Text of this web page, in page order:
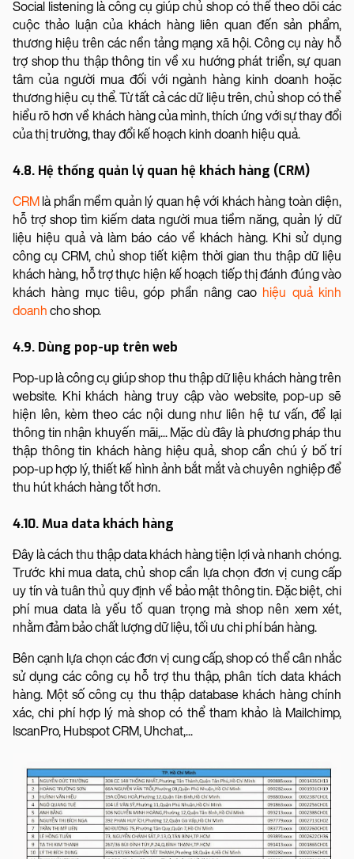
Social listening là công cụ giúp chủ shop có thể theo dõi các
cuộc thảo luận của khách hàng liên quan đến sản phẩm,
thương hiệu trên các nền tảng mạng xã hội. Công cụ này hỗ
trợ shop thu thập thông tin về xu hướng phát triển, sự quan
tâm của người mua đối với ngành hàng kinh doanh hoặc
thương hiệu cụ thể. Từ tất cả các dữ liệu trên, chủ shop có thể
hiểu rõ hơn về khách hàng của mình, thích ứng với sự thay đổi
của thị trường, thay đổi kế hoạch kinh doanh hiệu quả.
4.8. Hệ thống quản lý quan hệ khách hàng (CRM)
CRM là phần mềm quản lý quan hệ với khách hàng toàn diện,
hỗ trợ shop tìm kiếm data người mua tiềm năng, quản lý dữ
liệu hiệu quả và làm báo cáo về khách hàng. Khi sử dụng
công cụ CRM, chủ shop tiết kiệm thời gian thu thập dữ liệu
khách hàng, hỗ trợ thực hiện kế hoạch tiếp thị đánh đúng vào
khách hàng mục tiêu, góp phần nâng cao hiệu quả kinh
doanh cho shop.
4.9. Dùng pop-up trên web
Pop-up là công cụ giúp shop thu thập dữ liệu khách hàng trên
website. Khi khách hàng truy cập vào website, pop-up sẽ
hiện lên, kèm theo các nội dung như liên hệ tư vấn, để lại
thông tin nhận khuyến mãi,... Mặc dù đây là phương pháp thu
thập thông tin khách hàng hiệu quả, shop cần chú ý bố trí
pop-up hợp lý, thiết kế hình ảnh bắt mắt và chuyên nghiệp để
thu hút khách hàng tốt hơn.
4.10. Mua data khách hàng
Đây là cách thu thập data khách hàng tiện lợi và nhanh chóng.
Trước khi mua data, chủ shop cần lựa chọn đơn vị cung cấp
uy tín và tuân thủ quy định về bảo mật thông tin. Đặc biệt, chi
phí mua data là yếu tố quan trọng mà shop nên xem xét,
nhằm đảm bảo chất lượng dữ liệu, tối ưu chi phí bán hàng.
Bên cạnh lựa chọn các đơn vị cung cấp, shop có thể cân nhắc
sử dụng các công cụ hỗ trợ thu thập, phân tích data khách
hàng. Một số công cụ thu thập database khách hàng chính
xác, chi phí hợp lý mà shop có thể tham khảo là Mailchimp,
IscanPro, Hubspot CRM, Uhchat,...